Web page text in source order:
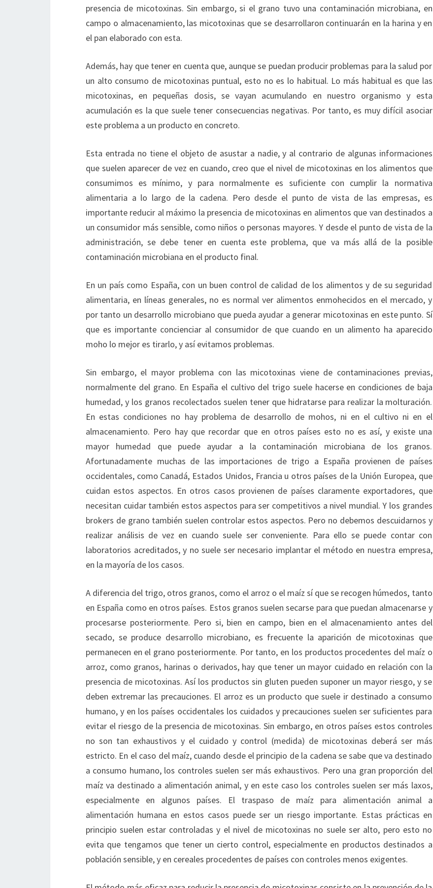
presencia de micotoxinas. Sin embargo, si el grano tuvo una contaminación microbiana, en
campo o almacenamiento, las micotoxinas que se desarrollaron continuarán en la harina y en
el pan elaborado con esta.
Además, hay que tener en cuenta que, aunque se puedan producir problemas para la salud por
un alto consumo de micotoxinas puntual, esto no es lo habitual. Lo más habitual es que las
micotoxinas, en pequeñas dosis, se vayan acumulando en nuestro organismo y esta
acumulación es la que suele tener consecuencias negativas. Por tanto, es muy difícil asociar
este problema a un producto en concreto.
Esta entrada no tiene el objeto de asustar a nadie, y al contrario de algunas informaciones
que suelen aparecer de vez en cuando, creo que el nivel de micotoxinas en los alimentos que
consumimos es mínimo, y para normalmente es suficiente con cumplir la normativa
alimentaria a lo largo de la cadena. Pero desde el punto de vista de las empresas, es
importante reducir al máximo la presencia de micotoxinas en alimentos que van destinados a
un consumidor más sensible, como niños o personas mayores. Y desde el punto de vista de la
administración, se debe tener en cuenta este problema, que va más allá de la posible
contaminación microbiana en el producto final.
En un país como España, con un buen control de calidad de los alimentos y de su seguridad
alimentaria, en líneas generales, no es normal ver alimentos enmohecidos en el mercado, y
por tanto un desarrollo microbiano que pueda ayudar a generar micotoxinas en este punto. Sí
que es importante concienciar al consumidor de que cuando en un alimento ha aparecido
moho lo mejor es tirarlo, y así evitamos problemas.
Sin embargo, el mayor problema con las micotoxinas viene de contaminaciones previas,
normalmente del grano. En España el cultivo del trigo suele hacerse en condiciones de baja
humedad, y los granos recolectados suelen tener que hidratarse para realizar la molturación.
En estas condiciones no hay problema de desarrollo de mohos, ni en el cultivo ni en el
almacenamiento. Pero hay que recordar que en otros países esto no es así, y existe una
mayor humedad que puede ayudar a la contaminación microbiana de los granos.
Afortunadamente muchas de las importaciones de trigo a España provienen de países
occidentales, como Canadá, Estados Unidos, Francia u otros países de la Unión Europea, que
cuidan estos aspectos. En otros casos provienen de países claramente exportadores, que
necesitan cuidar también estos aspectos para ser competitivos a nivel mundial. Y los grandes
brokers de grano también suelen controlar estos aspectos. Pero no debemos descuidarnos y
realizar análisis de vez en cuando suele ser conveniente. Para ello se puede contar con
laboratorios acreditados, y no suele ser necesario implantar el método en nuestra empresa,
en la mayoría de los casos.
A diferencia del trigo, otros granos, como el arroz o el maíz sí que se recogen húmedos, tanto
en España como en otros países. Estos granos suelen secarse para que puedan almacenarse y
procesarse posteriormente. Pero si, bien en campo, bien en el almacenamiento antes del
secado, se produce desarrollo microbiano, es frecuente la aparición de micotoxinas que
permanecen en el grano posteriormente. Por tanto, en los productos procedentes del maíz o
arroz, como granos, harinas o derivados, hay que tener un mayor cuidado en relación con la
presencia de micotoxinas. Así los productos sin gluten pueden suponer un mayor riesgo, y se
deben extremar las precauciones. El arroz es un producto que suele ir destinado a consumo
humano, y en los países occidentales los cuidados y precauciones suelen ser suficientes para
evitar el riesgo de la presencia de micotoxinas. Sin embargo, en otros países estos controles
no son tan exhaustivos y el cuidado y control (medida) de micotoxinas deberá ser más
estricto. En el caso del maíz, cuando desde el principio de la cadena se sabe que va destinado
a consumo humano, los controles suelen ser más exhaustivos. Pero una gran proporción del
maíz va destinado a alimentación animal, y en este caso los controles suelen ser más laxos,
especialmente en algunos países. El traspaso de maíz para alimentación animal a
alimentación humana en estos casos puede ser un riesgo importante. Estas prácticas en
principio suelen estar controladas y el nivel de micotoxinas no suele ser alto, pero esto no
evita que tengamos que tener un cierto control, especialmente en productos destinados a
población sensible, y en cereales procedentes de países con controles menos exigentes.